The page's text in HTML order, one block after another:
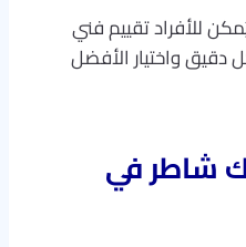
للأفراد تقييم فني
واختيار الأفضل
شاطر في